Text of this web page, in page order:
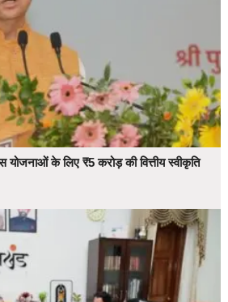
योजनाओं के लिए ₹5 करोड़ की वित्तीय स्वीकृति